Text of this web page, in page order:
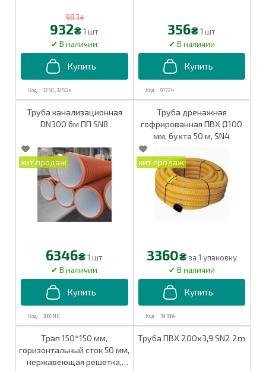
325G,325Gs
983₴
932₴ 1 шт
01724
356₴ 1 шт
Труба канализационная
DN300 6м ПП SN8
300SN8
6346₴ 1 шт
Труба дренажная
гофрированная ПВХ Ø100
мм, бухта 50 м, SN4
391064
3360₴ за 1 упаковку
Трап 150*150 мм,
горизонтальный сток 50 мм,
нержавеющая решетка,
Труба ПВХ 200х3,9 SN2 2m